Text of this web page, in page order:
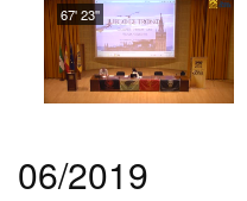
67' 23''
06/2019